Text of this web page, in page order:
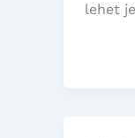
lehet